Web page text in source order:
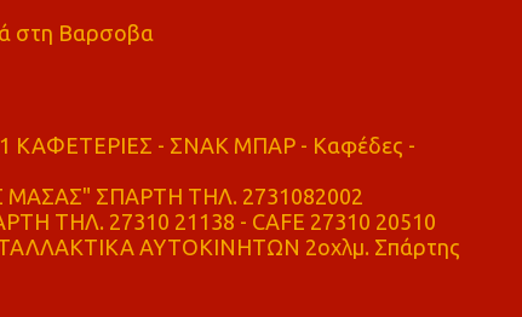
στη Βαρσοβα
ΚΑΦΕΤΕΡΙΕΣ - ΣΝΑΚ ΜΠΑΡ - Καφέδες -
ΣΠΑΡΤΗ ΤΗΛ. 2731082002
ΤΗΛ. 27310 21138 - CAFE 27310 20510
ΑΥΤΟΚΙΝΗΤΩΝ 2οχλμ. Σπάρτης